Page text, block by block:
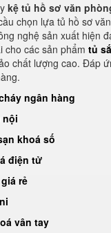
kệ tủ hồ sơ văn
chọn lựa tủ hồ sơ
nghệ sản xuất hiện
cho các sản phẩm tủ
chất lượng cao. Đáp
ngân hàng
nội
khoá số
điện tử
rẻ
vân tay